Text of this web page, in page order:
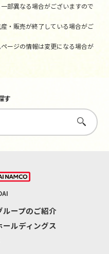
部異なる場合がございますので
・販売が終了している場合がご
ージの情報は変更になる場合が
す
さがす
ープのご紹介
ルディングス